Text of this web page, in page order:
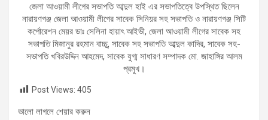
জেলা আওয়ামী লীগের সভাপতি আব্দুল হাই এর সভাপতিত্বে উপস্থিত ছিলেন
নারায়ণগঞ্জ জেলা আওয়ামী লীগের সাবেক সিনিয়র সহ সভাপতি ও নারায়ণগঞ্জ সিটি
কর্পোরেশন মেয়র ডাঃ সেলিনা হায়াৎ আইভী, জেলা আওয়ামী লীগের সাবেক সহ
সভাপতি মিজানুর রহমান বাচ্চু, সাবেক সহ সভাপতি আব্দুল কাদির, সাবেক সহ-
সভাপতি খবিরউদ্দিন আহমেদ, সাবেক যুগ্ম সাধারণ সম্পাদক মো. জাহাঙ্গির আলম
প্রমুখ।
Post Views: 405
ভালো লাগলে শেয়ার করুন